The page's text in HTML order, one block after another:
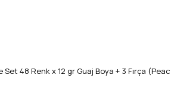
Set 48 Renk x 12 gr Guaj Boya + 3 Fırça